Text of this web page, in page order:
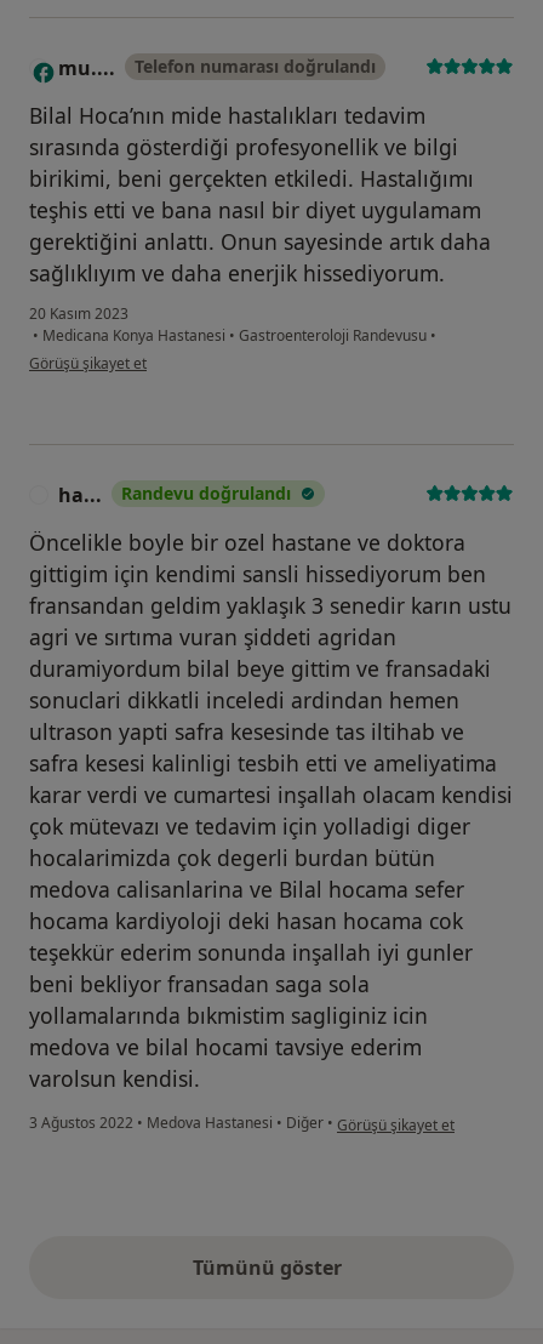
M mu.... Telefon numarası doğrulandı
Bilal Hoca’nın mide hastalıkları tedavim
sırasında gösterdiği profesyonellik ve bilgi
birikimi, beni gerçekten etkiledi. Hastalığımı
teşhis etti ve bana nasıl bir diyet uygulamam
gerektiğini anlattı. Onun sayesinde artık daha
sağlıklıyım ve daha enerjik hissediyorum.
20 Kasım 2023
• Medicana Konya Hastanesi • Gastroenteroloji Randevusu •
kullanıcının görüşüne göre mu....
Görüşü şikayet et
ha... Randevu doğrulandı
Öncelikle boyle bir ozel hastane ve doktora
gittigim için kendimi sansli hissediyorum ben
fransandan geldim yaklaşık 3 senedir karın ustu
agri ve sırtıma vuran şiddeti agridan
duramiyordum bilal beye gittim ve fransadaki
sonuclari dikkatli inceledi ardindan hemen
ultrason yapti safra kesesinde tas iltihab ve
safra kesesi kalinligi tesbih etti ve ameliyatima
karar verdi ve cumartesi inşallah olacam kendisi
çok mütevazı ve tedavim için yolladigi diger
hocalarimizda çok degerli burdan bütün
medova calisanlarina ve Bilal hocama sefer
hocama kardiyoloji deki hasan hocama cok
teşekkür ederim sonunda inşallah iyi gunler
beni bekliyor fransadan saga sola
yollamalarında bıkmistim sagliginiz icin
medova ve bilal hocami tavsiye ederim
varolsun kendisi.
3 Ağustos 2022 • Medova Hastanesi • Diğer • kullanıcının görüşüne göre
Görüşü şikayet et
Tümünü gösteryukarıdaki görüşler